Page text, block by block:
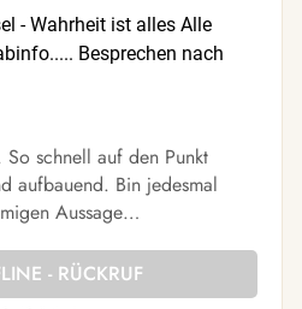
- Wahrheit ist alles Alle
Besprechen nach
schnell auf den Punkt
aufbauend. Bin jedesmal
Aussage…
- RÜCKRUF